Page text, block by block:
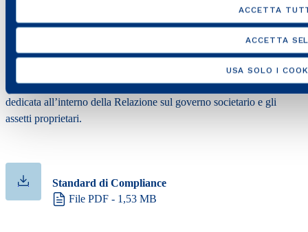
ACCETTA
ACCETTA
USA SOLO I
apprezzabile rischio per la tutela degli investitori e per l’integrità del
patrimonio di Italgas, e che sono pertanto escluse dall’ambito di
Per approfondimenti sugli “indici di rilevanza” presi in
considerazione per classificare le operazioni, si veda la sezione
dedicata all’interno della Relazione sul governo societario e gli
assetti proprietari.
Standard di Compliance
File PDF - 1,53 MB